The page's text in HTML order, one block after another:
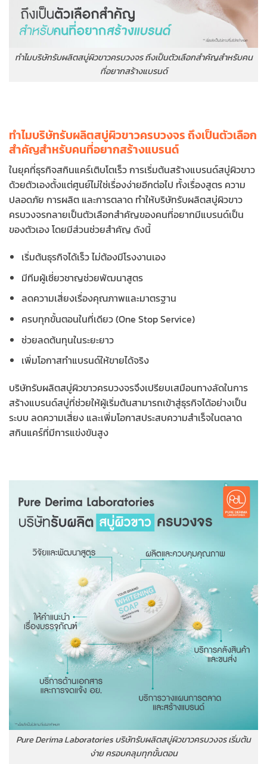
ทำไมบริษัทรับผลิตสบู่ผิวขาวครบวงจร ถึงเป็นตัวเลือกสำคัญสำหรับคน
ที่อยากสร้างแบรนด์
ทำไมบริษัทรับผลิตสบู่ผิวขาวครบวงจร ถึงเป็นตัวเลือก
สำคัญสำหรับคนที่อยากสร้างแบรนด์
ในยุคที่ธุรกิจสกินแคร์เติบโตเร็ว การเริ่มต้นสร้างแบรนด์สบู่ผิวขาว
ด้วยตัวเองตั้งแต่ศูนย์ไม่ใช่เรื่องง่ายอีกต่อไป ทั้งเรื่องสูตร ความ
ปลอดภัย การผลิต และการตลาด ทำให้บริษัทรับผลิตสบู่ผิวขาว
ครบวงจรกลายเป็นตัวเลือกสำคัญของคนที่อยากมีแบรนด์เป็น
ของตัวเอง โดยมีส่วนช่วยสำคัญ ดังนี้
เริ่มต้นธุรกิจได้เร็ว ไม่ต้องมีโรงงานเอง
มีทีมผู้เชี่ยวชาญช่วยพัฒนาสูตร
ลดความเสี่ยงเรื่องคุณภาพและมาตรฐาน
ครบทุกขั้นตอนในที่เดียว (One Stop Service)
ช่วยลดต้นทุนในระยะยาว
เพิ่มโอกาสทำแบรนด์ให้ขายได้จริง
บริษัทรับผลิตสบู่ผิวขาวครบวงจรจึงเปรียบเสมือนทางลัดในการ
สร้างแบรนด์สบู่ที่ช่วยให้ผู้เริ่มต้นสามารถเข้าสู่ธุรกิจได้อย่างเป็น
ระบบ ลดความเสี่ยง และเพิ่มโอกาสประสบความสำเร็จในตลาด
สกินแคร์ที่มีการแข่งขันสูง
Pure Derima Laboratories บริษัทรับผลิตสบู่ผิวขาวครบวงจร เริ่มต้น
ง่าย ครอบคลุมทุกขั้นตอน